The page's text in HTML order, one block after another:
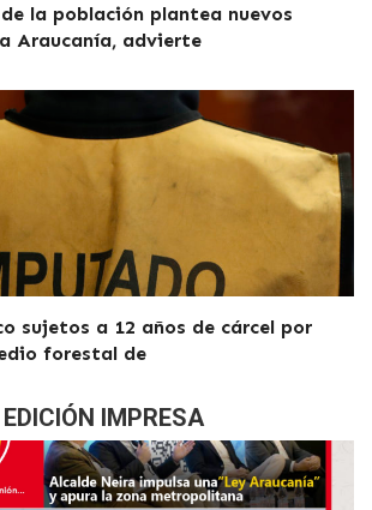
la población plantea nuevos
Araucanía, advierte
sujetos a 12 años de cárcel por
forestal de
EDICIÓN IMPRESA